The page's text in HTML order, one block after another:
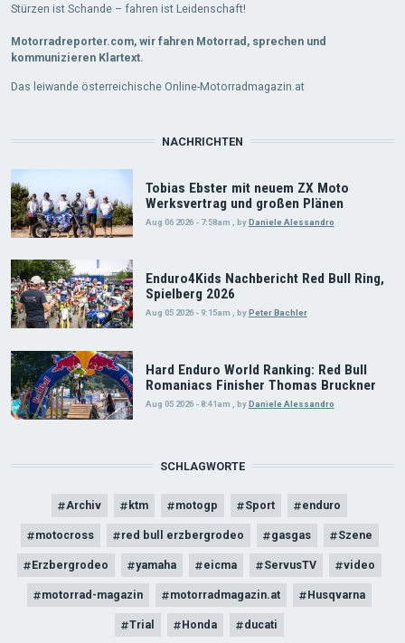
Stürzen ist Schande – fahren ist Leidenschaft!
Motorradreporter.com, wir fahren Motorrad, sprechen und
kommunizieren Klartext.
Das leiwande österreichische Online-Motorradmagazin.at
NACHRICHTEN
Tobias Ebster mit neuem ZX Moto
Werksvertrag und großen Plänen
Aug 06 2026 - 7:58am byDaniele Alessandro
Enduro4Kids Nachbericht Red Bull Ring,
Spielberg 2026
Aug 05 2026 - 9:15am , by Peter Bachler
Hard Enduro World Ranking: Red Bull
Romaniacs Finisher Thomas Bruckner
Aug 05 2026 - 8:41am byDaniele Alessandro
SCHLAGWORTE
Archiv ktm motogp Sport enduro
motocross red bull erzbergrodeo gasgas Szene
Erzbergrodeo yamaha eicma ServusTV video
motorrad-magazin motorradmagazin.at Husqvarna
Trial Honda ducati